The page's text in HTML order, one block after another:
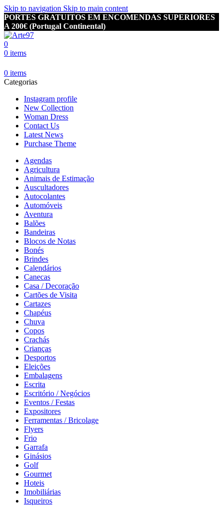
Skip to navigation Skip to main content
PORTES GRATUITOS EM ENCOMENDAS SUPERIORES
A 200€ (Portugal Continental)
0
0 items
0 items
Categorias
Instagram profile
New Collection
Woman Dress
Contact Us
Latest News
Purchase Theme
Agendas
Agricultura
Animais de Estimação
Auscultadores
Autocolantes
Automóveis
Aventura
Balões
Bandeiras
Blocos de Notas
Bonés
Brindes
Calendários
Canecas
Casa / Decoração
Cartões de Visita
Cartazes
Chapéus
Chuva
Copos
Crachás
Crianças
Desportos
Eleições
Embalagens
Escrita
Escritório / Negócios
Eventos / Festas
Expositores
Ferramentas / Bricolage
Flyers
Frio
Garrafa
Ginásios
Golf
Gourmet
Hoteis
Imobiliárias
Isqueiros